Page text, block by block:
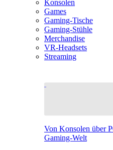
Konsolen
Games
Gaming-Tische
Gaming-Stühle
Merchandise
VR-Headsets
Streaming
Von Konsolen über
Gaming-Welt